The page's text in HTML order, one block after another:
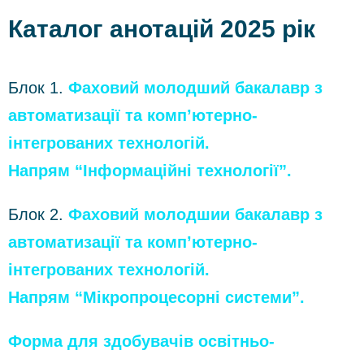
Каталог анотацій 2025 рік
Блок 1. Фаховий молодший бакалавр з
автоматизації та комп’ютерно-
інтегрованих технологій.
Напрям “Інформаційні технології”.
Блок 2. Фаховий молодшии бакалавр з
автоматизації та комп’ютерно-
інтегрованих технологій.
Напрям “Мікропроцесорні системи”.
Форма для здобувачів освітньо-